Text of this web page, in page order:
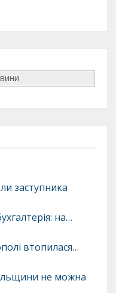
заступника
на…
втопилася…
не можна